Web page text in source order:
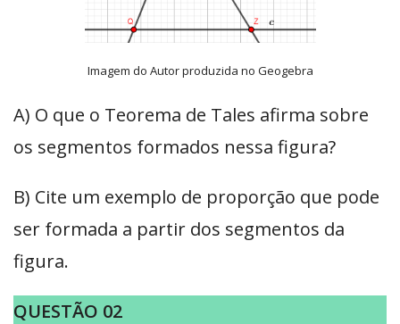
Imagem do Autor produzida no Geogebra
A) O que o Teorema de Tales afirma sobre
os segmentos formados nessa figura?
B) Cite um exemplo de proporção que pode
ser formada a partir dos segmentos da
figura.
QUESTÃO 02